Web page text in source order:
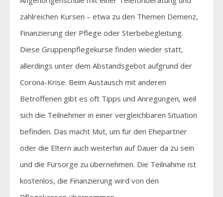
zahlreichen Kursen – etwa zu den Themen Demenz,
Finanzierung der Pflege oder Sterbebegleitung.
Diese Gruppenpflegekurse finden wieder statt,
allerdings unter dem Abstandsgebot aufgrund der
Corona-Krise. Beim Austausch mit anderen
Betroffenen gibt es oft Tipps und Anregungen, weil
sich die Teilnehmer in einer vergleichbaren Situation
befinden. Das macht Mut, um für den Ehepartner
oder die Eltern auch weiterhin auf Dauer da zu sein
und die Fürsorge zu übernehmen. Die Teilnahme ist
kostenlos, die Finanzierung wird von den